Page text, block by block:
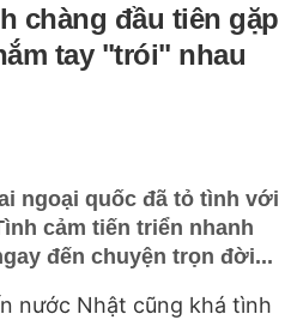
chàng đầu tiên gặp
tay "trói" nhau
ngoại quốc đã tỏ tình với
cảm tiến triển nhanh
đến chuyện trọn đời...
nước Nhật cũng khá tình